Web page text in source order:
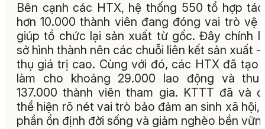
Bên cạnh các HTX, hệ thống 550 tổ hợp
hơn 10.000 thành viên đang đóng vai trò vệ
giúp tổ chức lại sản xuất từ gốc. Đây chính
sở hình thành nên các chuỗi liên kết sản xuất -
thụ giá trị cao. Cùng với đó, các HTX đã tạo
làm cho khoảng 29.000 lao động và thu
137.000 thành viên tham gia. KTTT đã và
thể hiện rõ nét vai trò bảo đảm an sinh xã hội,
phần ổn định đời sống và giảm nghèo bền